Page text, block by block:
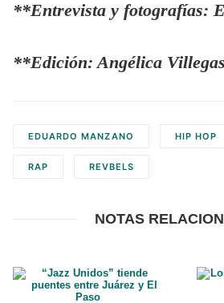
**Entrevista y fotografías:
**Edición: Angélica
EDUARDO MANZANO HIP HOP
RAP REVBELS
NOTAS